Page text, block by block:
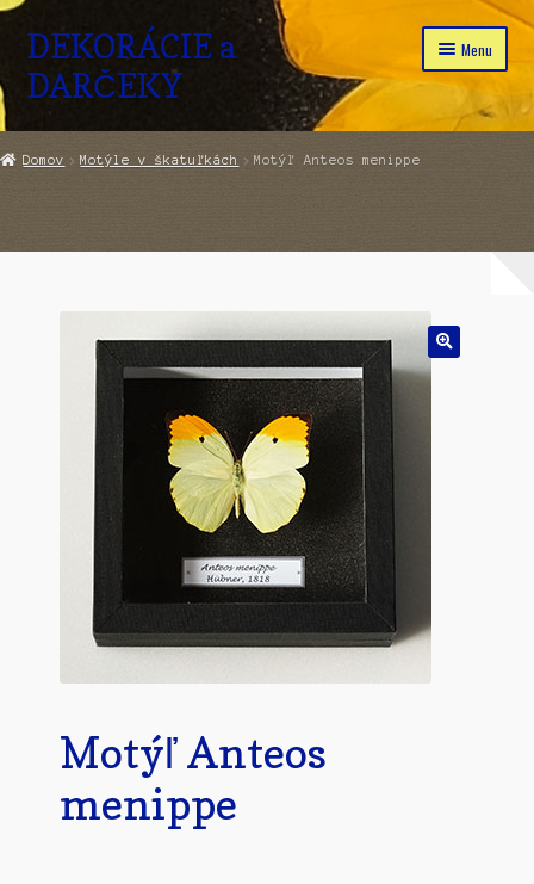
Preskočiť
navigáciu
Preskočiť
obsah
DEKORÁCIE a
DARČEKY
Menu
Domov
Domov Motýle v škatuľkách Motýľ Anteos menippe
Motýľ Anteos
menippe